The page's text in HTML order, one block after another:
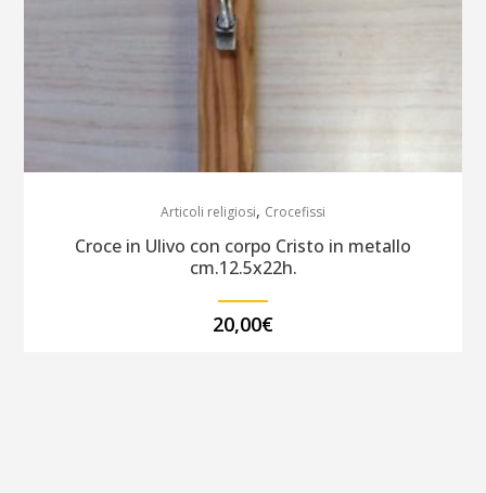
Articoli religiosi, Crocefissi
Croce in Ulivo con corpo Cristo in metallo
cm.12.5x22h.
20,00€